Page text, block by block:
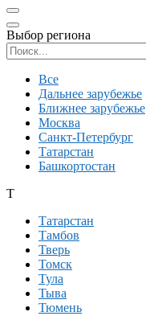
Выбор региона
Все
Дальнее зарубежье
Ближнее зарубежье
Москва
Санкт-Петербург
Татарстан
Башкортостан
Т
Татарстан
Тамбов
Тверь
Томск
Тула
Тыва
Тюмень